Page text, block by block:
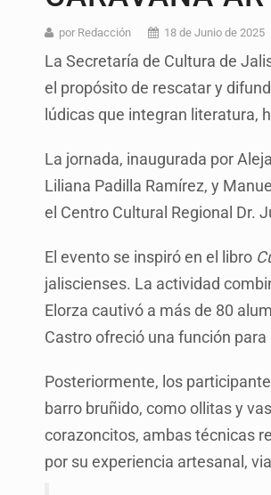
por Redacción 18 de Junio de 2025
La Secretaría de Cultura de
el propósito de rescatar y
lúdicas que integran literatura,
La jornada, inaugurada por
Liliana Padilla Ramírez, y
el Centro Cultural Regional Dr.
El evento se inspiró en el libro
jaliscienses. La actividad
Elorza cautivó a más de 80
Castro ofreció una función
Posteriormente, los
barro bruñido, como ollitas y
corazoncitos, ambas técnicas
por su experiencia artesanal,